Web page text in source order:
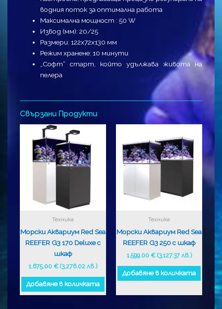
водния поток за оптимална работа
Максимална мощност : 50 W
Извод (мм): 20/25
Размери: 122х72х130 мм
Режим хранене: 10 минути
„Софт“ старт, който удължава живота на
пелера
Свързани Продукти
Техника
Морски Аквариум Red Sea
REEFER G3 170 Deluxe с
шкаф
1,675.00 € (3,276.02 лв.)
Добавяне в количката
Техника
Морски Аквариум Red Sea
REEFER G3 250 с шкаф
1,599.00 € (3,127.37 лв.)
Добавяне в количката